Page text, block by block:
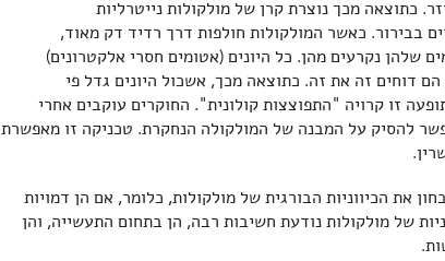
כתוצאה מכך נוצרת קרן של מולקולות נייטרליות
בבירור. כאשר המולקולות חולפות דרך רדיד דק מאוד,
שלהן נקרעים מהן. כל היונים (אטומים חסרי אלקטרונים)
הם דוחים זה את זה. כתוצאה מכך, אשכול היונים גדל פי
זו קרויה "התפוצצות קולונית". החוקרים עוקבים אחרי
להסיק על המבנה של המולקולה הנחקרת. טכניקה זו מאפשרת
את הכיווניות הבורגית של מולקולות, כלומר, אם הן דמויות
של מולקולות נודעת חשיבות רבה, הן בתחום התעשייה, והן